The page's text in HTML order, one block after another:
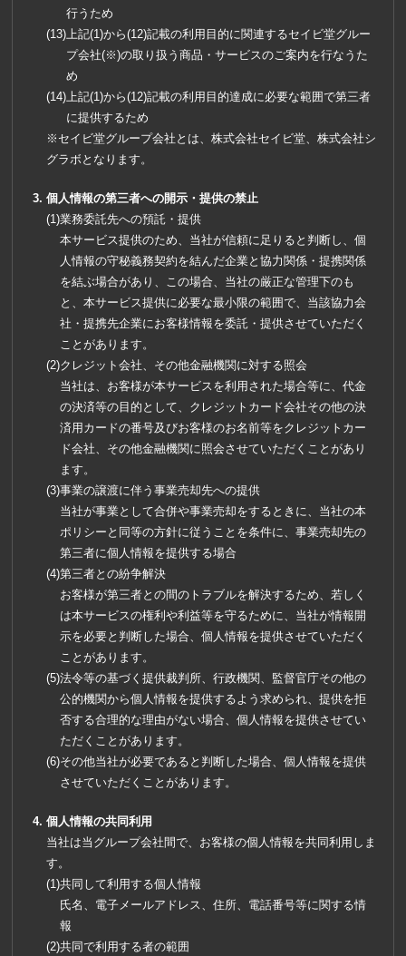
行うため
上記(1)から(12)記載の利用目的に関連するセイビ堂グルー
プ会社(※)の取り扱う商品・サービスのご案内を行なうた
め
上記(1)から(12)記載の利用目的達成に必要な範囲で第三者
に提供するため
※セイビ堂グループ会社とは、株式会社セイビ堂、株式会社シ
グラボとなります。
個人情報の第三者への開示・提供の禁止
業務委託先への預託・提供
本サービス提供のため、当社が信頼に足りると判断し、個
人情報の守秘義務契約を結んだ企業と協力関係・提携関係
を結ぶ場合があり、この場合、当社の厳正な管理下のも
と、本サービス提供に必要な最小限の範囲で、当該協力会
社・提携先企業にお客様情報を委託・提供させていただく
ことがあります。
クレジット会社、その他金融機関に対する照会
当社は、お客様が本サービスを利用された場合等に、代金
の決済等の目的として、クレジットカード会社その他の決
済用カードの番号及びお客様のお名前等をクレジットカー
ド会社、その他金融機関に照会させていただくことがあり
ます。
事業の譲渡に伴う事業売却先への提供
当社が事業として合併や事業売却をするときに、当社の本
ポリシーと同等の方針に従うことを条件に、事業売却先の
第三者に個人情報を提供する場合
第三者との紛争解決
お客様が第三者との間のトラブルを解決するため、若しく
は本サービスの権利や利益等を守るために、当社が情報開
示を必要と判断した場合、個人情報を提供させていただく
ことがあります。
法令等の基づく提供裁判所、行政機関、監督官庁その他の
公的機関から個人情報を提供するよう求められ、提供を拒
否する合理的な理由がない場合、個人情報を提供させてい
ただくことがあります。
その他当社が必要であると判断した場合、個人情報を提供
させていただくことがあります。
個人情報の共同利用
当社は当グループ会社間で、お客様の個人情報を共同利用しま
す。
共同して利用する個人情報
氏名、電子メールアドレス、住所、電話番号等に関する情
報
共同で利用する者の範囲